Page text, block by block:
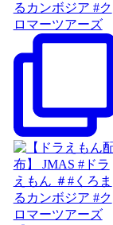
るカンボジア #ク
ロマーツアーズ